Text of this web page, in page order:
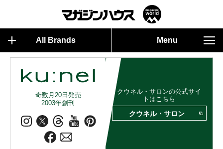
All Brands Menu
奇数月20日発売
2003年創刊
クウネル・サロンの公式サイ
トはこちら
クウネル・サロン